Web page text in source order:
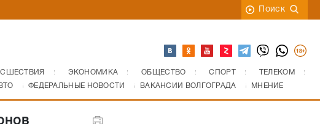
Поиск
ЭКОНОМИКА ОБЩЕСТВО СПОРТ
ТЕЛЕКОМ
ФЕДЕРАЛЬНЫЕ НОВОСТИ ВАКАНСИИ ВОЛГОГРАДА МНЕНИЕ